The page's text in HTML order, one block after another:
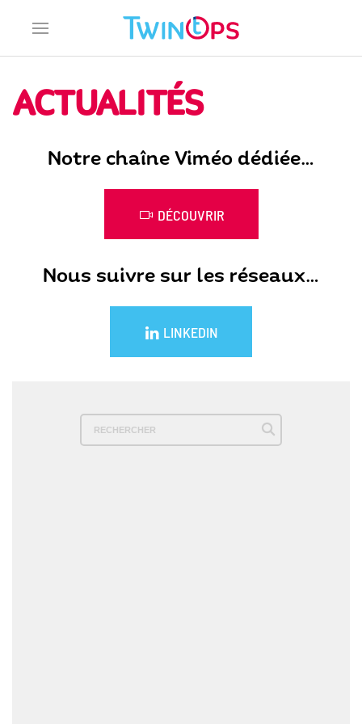
ACTUALITÉS
Notre chaîne Viméo dédiée…
DÉCOUVRIR
Nous suivre sur les réseaux…
LINKEDIN